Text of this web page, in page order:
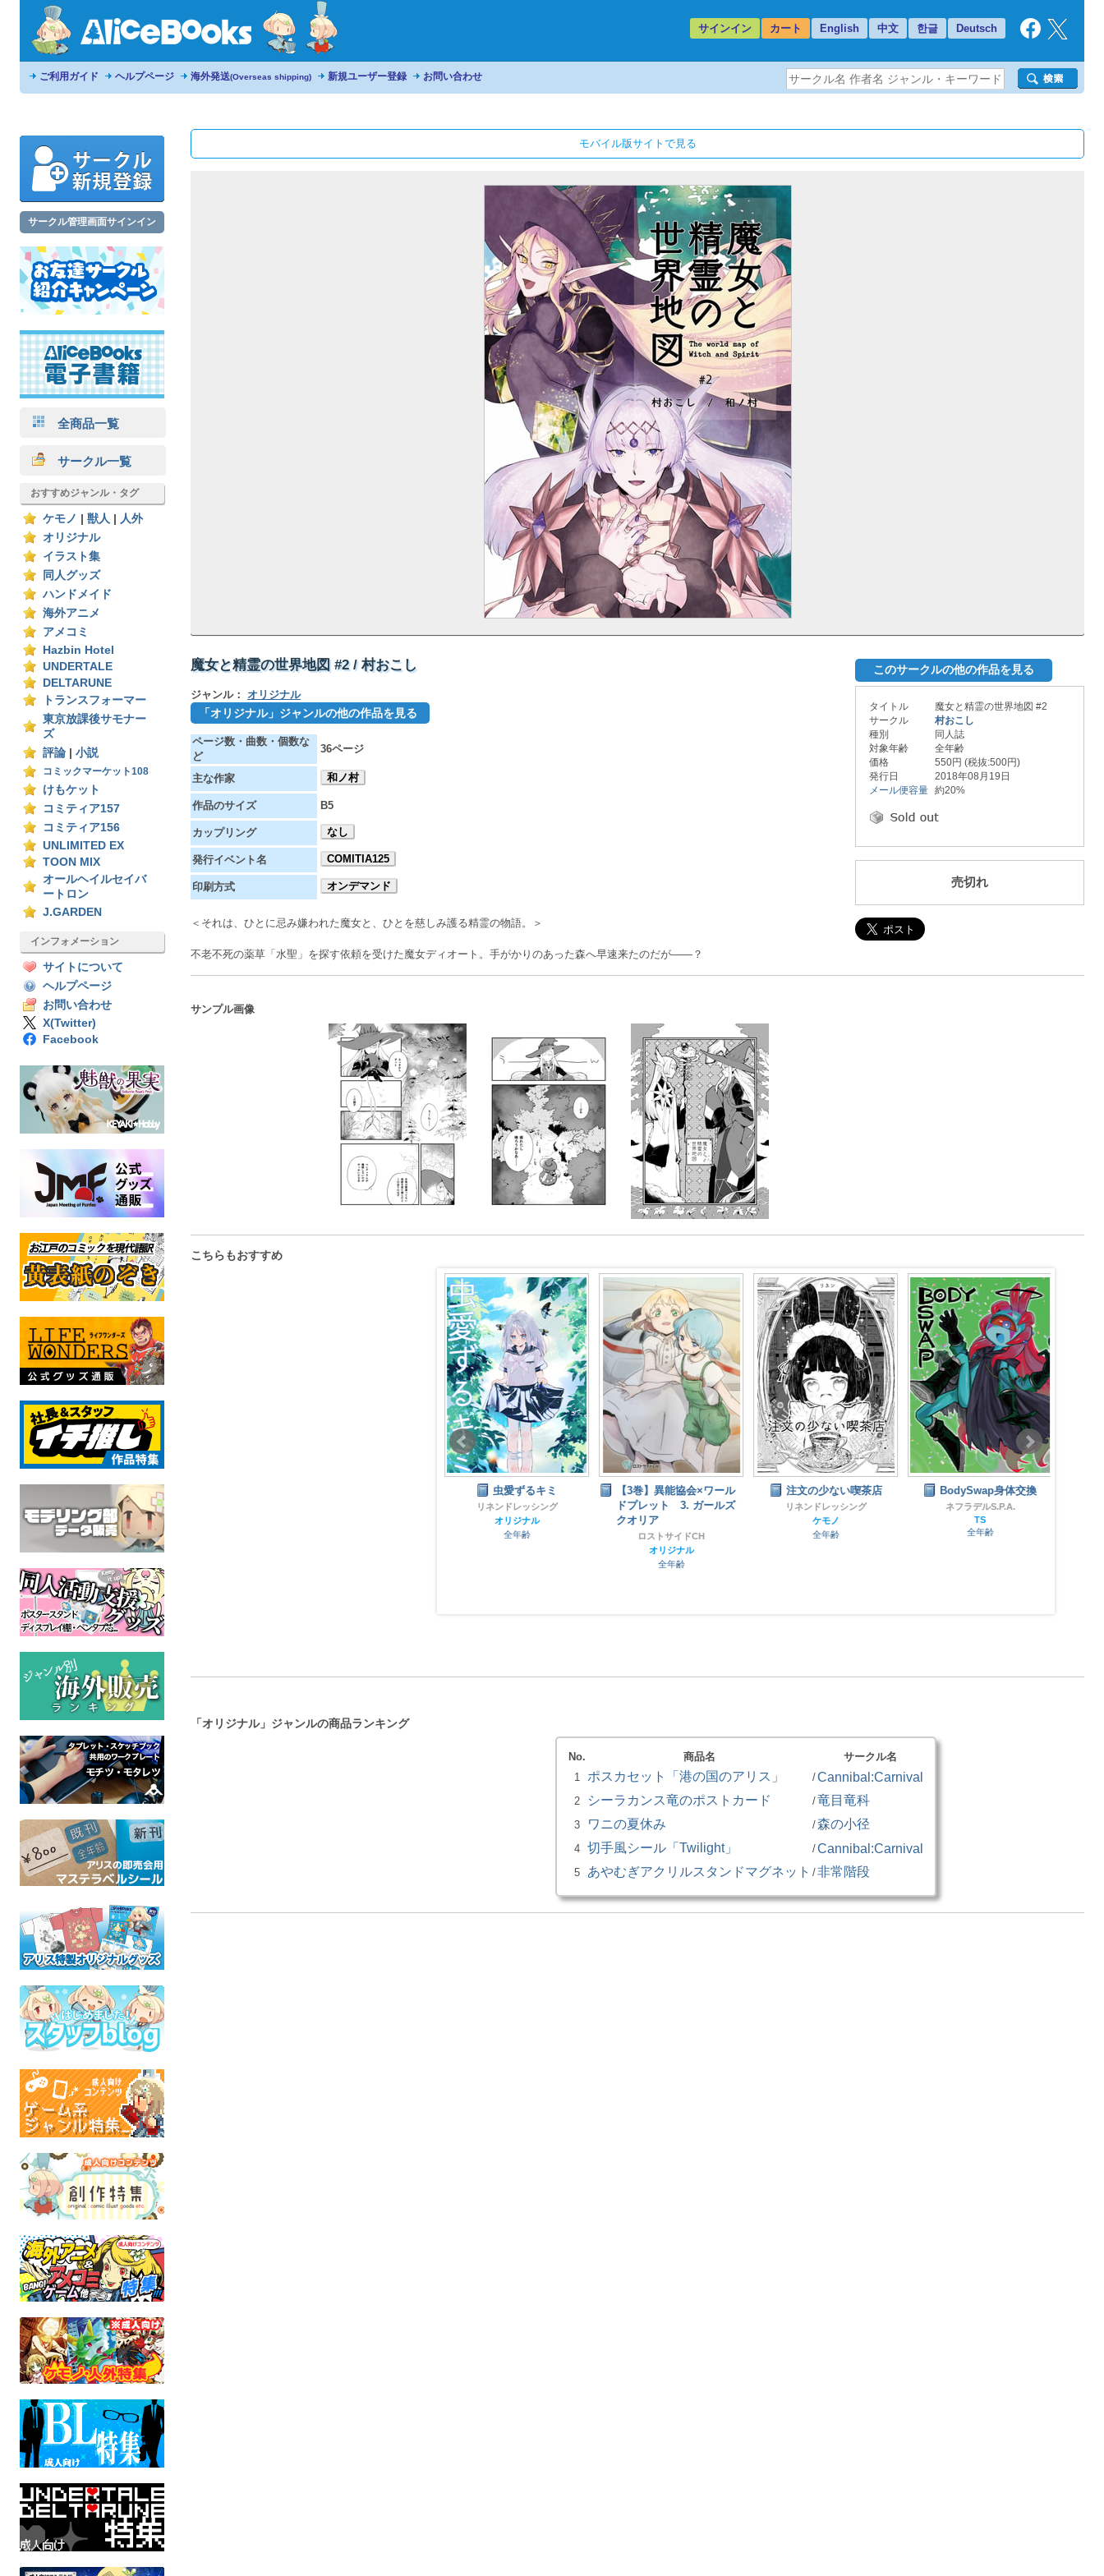
サインイン カート English 中文 한글 Deutsch
ご利用ガイド ヘルプページ 海外発送(Overseas shipping) 新規ユーザー登録 お問い合わせ
サークル管理画面サインイン
全商品一覧
サークル一覧
おすすめジャンル・タグ
ケモノ 獣人
人外
オリジナル
イラスト集
同人グッズ
ハンドメイド
海外アニメ
アメコミ
Hazbin Hotel
UNDERTALE
DELTARUNE
トランスフォーマー
東京放課後サモナー
ズ
評論
小説
コミックマーケット108
けもケット
コミティア157
コミティア156
UNLIMITED EX
TOON MIX
オールヘイルセイバ
ートロン
J.GARDEN
インフォメーション
サイトについて
ヘルプページ
お問い合わせ
X(Twitter)
Facebook
モバイル版サイトで見る
魔女と精霊の世界地図 #2 / 村おこし
ジャンル： オリジナル
「オリジナル」ジャンルの他の作品を見る
ページ数・曲数・個数な
ど
36ページ
主な作家 和ノ村
作品のサイズ B5
カップリング なし
発行イベント名 COMITIA125
印刷方式 オンデマンド
＜それは、ひとに忌み嫌われた魔女と、ひとを慈しみ護る精霊の物語。＞
不老不死の薬草「水聖」を探す依頼を受けた魔女ディオート。手がかりのあった森へ早速来たのだが――？
このサークルの他の作品を見る
タイトル
魔女と精霊の世界地図 #2
サークル
村おこし
種別
同人誌
対象年齢
全年齢
価格
550円 (税抜:500円)
発行日
2018年08月19日
メール便容量 約20%
売切れ
サンプル画像
こちらもおすすめ
創りのアトリエ
オリジナル
全年齢
虫愛ずるキミ
リネンドレッシング
オリジナル
全年齢
【3巻】異能協会×ワール
ドプレット 3. ガールズ
クオリア
ロストサイドCH
オリジナル
全年齢
注文の少ない喫茶店
リネンドレッシング
ケモノ
全年齢
BodySwap身体交換
ネフラデルS.P.A.
TS
全年齢
「オリジナル」ジャンルの商品ランキング
No. 商品名
サークル名
1
ポスカセット「港の国のアリス」 /Cannibal:Carnival
2 シーラカンス竜のポストカード /竜目竜科
3 ワニの夏休み /森の小径
4 切手風シール「Twilight」 /Cannibal:Carnival
5 あやむぎアクリルスタンドマグネット /非常階段